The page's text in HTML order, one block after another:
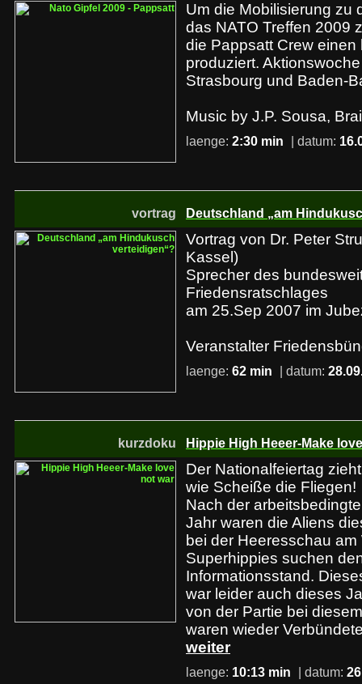
Um die Mobilisierung zu
das NATO Treffen 2009
die Pappsatt Crew einen
produziert.
Strasbourg und Baden-
Music by J.P. Sousa,
laenge: 2:30 min | datum:
vortrag Deutschland „am
Vortrag von Dr. Peter
Kassel)
Sprecher des
Friedensratschlages
am 25.Sep 2007 im
Veranstalter
laenge: 62 min | datum:
kurzdoku Hippie High Heeer-Make
Der Nationalfeiertag
wie Scheiße die Fliegen!
Nach der
Jahr waren die Aliens
bei der Heeresschau
Superhippies suchen
Informationsstand.
war leider auch dieses
von der Partie bei
waren wieder
weiter
laenge: 10:13 min | datum: